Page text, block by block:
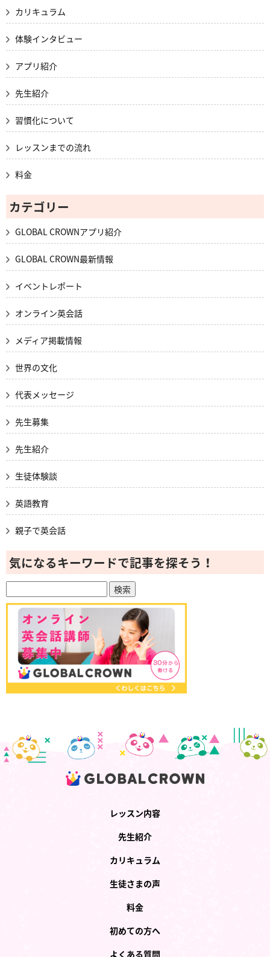
カリキュラム
体験インタビュー
アプリ紹介
先生紹介
習慣化について
レッスンまでの流れ
料金
カテゴリー
GLOBAL CROWNアプリ紹介
GLOBAL CROWN最新情報
イベントレポート
オンライン英会話
メディア掲載情報
世界の文化
代表メッセージ
先生募集
先生紹介
生徒体験談
英語教育
親子で英会話
気になるキーワードで記事を探そう！
レッスン内容
先生紹介
カリキュラム
生徒さまの声
料金
初めての方へ
よくある質問